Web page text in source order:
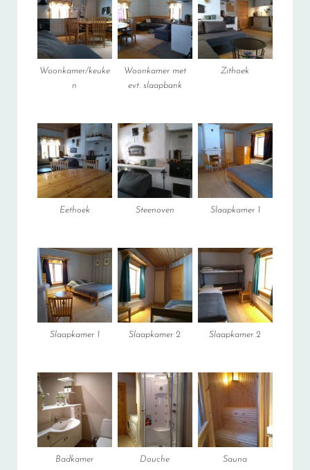
Woonkamer/keuke
n
Woonkamer met
evt. slaapbank
Zithoek
Eethoek Steenoven Slaapkamer 1
Slaapkamer 1 Slaapkamer 2 Slaapkamer 2
Badkamer Douche Sauna